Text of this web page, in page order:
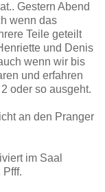
Gestern Abend
wenn das
Teile geteilt
und Denis
wenn wir bis
und erfahren
oder so ausgeht.
an den Pranger
im Saal